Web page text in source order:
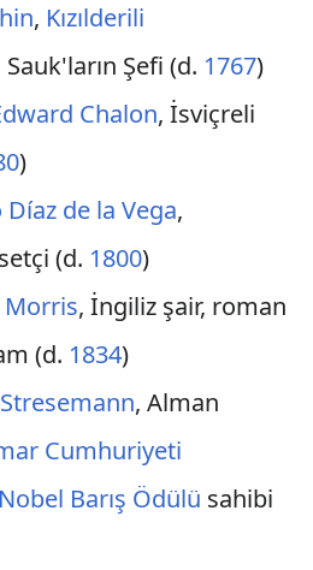
, Kızılderili
Şefi (d. 1767)
Chalon, İsviçreli
)
de la Vega,
(d. 1800)
, İngiliz şair, roman
(d. 1834)
, Alman
Cumhuriyeti
Nobel Barış Ödülü sahibi